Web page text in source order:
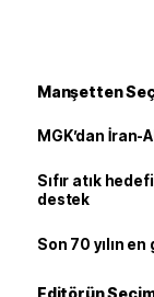
Manşetten
MGK’dan İran-
Sıfır atık
destek
Son 70 yılın
Editörün